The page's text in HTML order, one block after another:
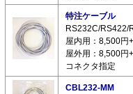
特注ケーブル
RS232C/RS422/
屋内用：8,500円
屋外用：8,500円
コネクタ指定
CBL232-MM